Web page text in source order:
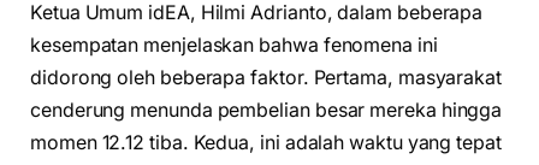
Ketua Umum idEA, Hilmi Adrianto, dalam beberapa
kesempatan menjelaskan bahwa fenomena ini
didorong oleh beberapa faktor. Pertama, masyarakat
cenderung menunda pembelian besar mereka hingga
momen 12.12 tiba. Kedua, ini adalah waktu yang tepat